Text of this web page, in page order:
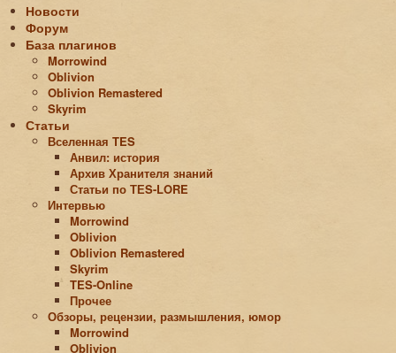
Новости
Форум
База плагинов
Morrowind
Oblivion
Oblivion Remastered
Skyrim
Статьи
Вселенная TES
Анвил: история
Архив Хранителя знаний
Статьи по ТЕS-LORE
Интервью
Morrowind
Oblivion
Oblivion Remastered
Skyrim
TES-Online
Прочее
Обзоры, рецензии, размышления, юмор
Morrowind
Oblivion